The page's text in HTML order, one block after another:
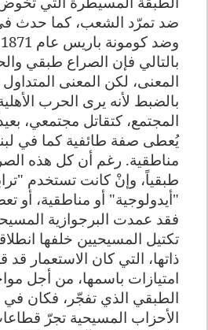
وضد كومونة باريس عام 1871
بالتالي فإن الصراع طبقي
المعنى، لكن المعنى المتداول
بالضبط لأنه يرى الحرب
المجتمع، كتقاتل مجتمعي،
يُعطى صفة طائفية كما في
مناطقية. رغم أن كل هذه
طبقياً، وإنْ كانت تستخدم
"أيدولوجية" أو مناطقية، أو
فقد عمدت البرجوازية
تكتيل المسيحيين خلفها
ذاتها، التي كان الاستعمار قد
امتيازات باسمها، من أجل
الطبقي الذي تفجّر، فكان
الأحزاب المسيحية تجرّ